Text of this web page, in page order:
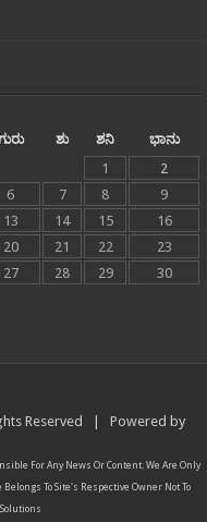
ಶು ಶನಿ
ಭಾನು
1
2
6 7 8
9
13 14 15
16
20 21 22
23
27 28 29
30
Reserved | Powered by
For Any News Or Content. We Are Only
To Site's Respective Owner Not To